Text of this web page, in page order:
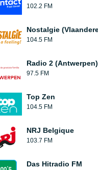
102.2 FM
Nostalgie
104.5 FM
Radio 2 (Antwerpen)
97.5 FM
Top Zen
104.5 FM
NRJ Belgique
103.7 FM
Das Hitradio FM